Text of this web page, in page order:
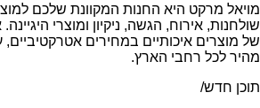
מויאל מרקט היא החנות המקוונת שלכם
שולחנות, אירוח, הגשה, ניקיון ומוצרי
של מוצרים איכותיים במחירים
מהיר לכל רחבי הארץ.
תוכן חדש/